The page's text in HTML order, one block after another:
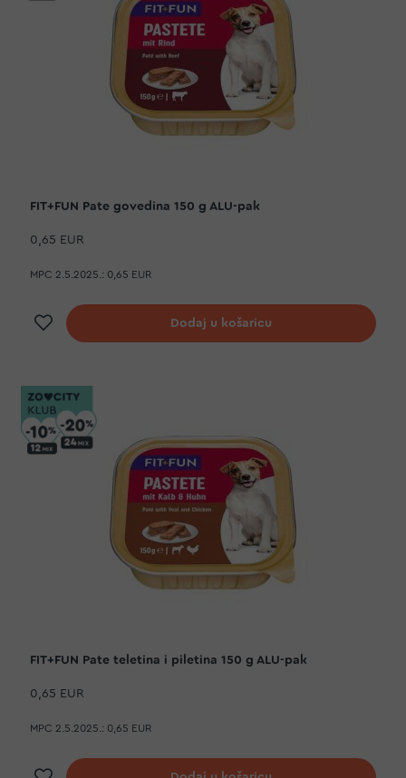
FIT+FUN Pate govedina 150 g ALU-pak
0,65 EUR
MPC 2.5.2025.: 0,65 EUR
Dodaj na listu želja
Dodaj u košaricu
FIT+FUN Pate teletina i piletina 150 g ALU-pak
0,65 EUR
MPC 2.5.2025.: 0,65 EUR
Dodaj na listu želja